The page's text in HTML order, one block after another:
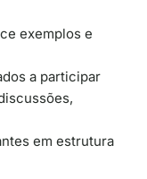
exemplos e
a participar
em estrutura